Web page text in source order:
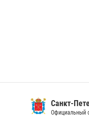
Санкт-
Официальный